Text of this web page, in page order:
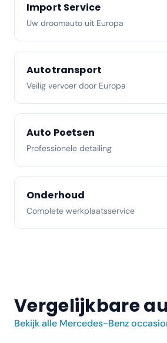
Import Service
Uw droomauto uit Europa
Autotransport
Veilig vervoer door Europa
Auto Poetsen
Professionele detailing
Onderhoud
Complete werkplaatsservice
Vergelijkbare
Bekijk alle Mercedes-Benz